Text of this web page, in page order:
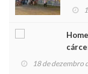
Noel
18 de dezembro